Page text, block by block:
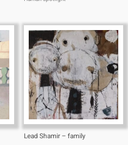
Lead Shamir – family